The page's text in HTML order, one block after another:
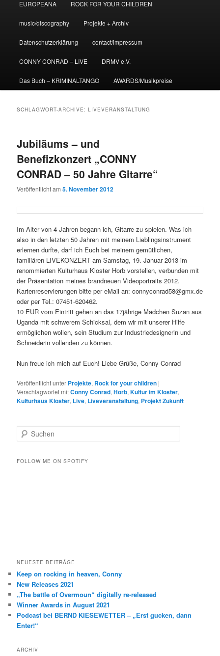
EUROPEANA ROCK FOR YOUR CHILDREN
music/discography Projekte + Archiv
Datenschutzerklärung contact/impressum
CONNY CONRAD – LIVE DRMV e.V.
Das Buch – KRIMINALTANGO AWARDS/Musikpreise
SCHLAGWORT-ARCHIVE:LIVEVERANSTALTUNG
Jubiläums – und
Benefizkonzert „CONNY
CONRAD – 50 Jahre Gitarre“
Veröffentlicht am5. November 2012
Im Alter von 4 Jahren begann ich, Gitarre zu spielen. Was ich
also in den letzten 50 Jahren mit meinem Lieblingsinstrument
erlernen durfte, darf ich Euch bei meinem gemütlichen,
familiären LIVEKONZERT am Samstag, 19. Januar 2013 im
renommierten Kulturhaus Kloster Horb vorstellen, verbunden mit
der Präsentation meines brandneuen Videoportraits 2012.
Kartenreservierungen bitte per eMail an: connyconrad58@gmx.de
oder per Tel.: 07451-620462.
10 EUR vom Eintritt gehen an das 17jährige Mädchen Suzan aus
Uganda mit schwerem Schicksal, dem wir mit unserer Hilfe
ermöglichen wollen, sein Studium zur Industriedesignerin und
Schneiderin vollenden zu können.
Nun freue ich mich auf Euch! Liebe Grüße, Conny Conrad
Veröffentlicht unter Projekte, Rock for your children |
Verschlagwortet mitConny Conrad,Horb,Kultur im Kloster,
Kulturhaus Kloster, Live, Liveveranstaltung, Projekt Zukunft
u
h
FOLLOW ME ON SPOTIFY
NEUESTE BEITRÄGE
Keep on rocking in heaven, Conny
New Releases 2021
„The battle of Overmoun“ digitally re-released
Winner Awards in August 2021
Podcast bei BERND KIESEWETTER – „Erst gucken, dann
Enter!“
ARCHIV